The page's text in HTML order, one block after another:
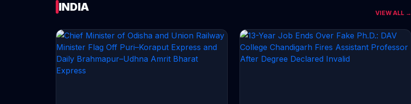
INDIA VIEW ALL →